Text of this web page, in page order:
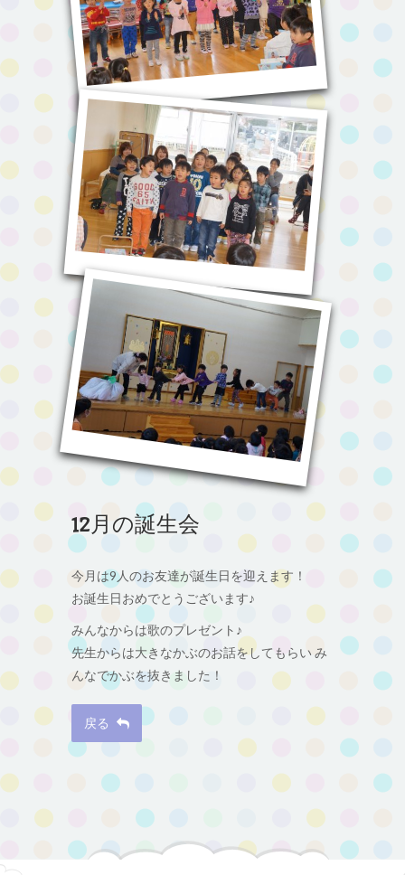
12月の誕生会
今月は9人のお友達が誕生日を迎えます！
お誕生日おめでとうございます♪
みんなからは歌のプレゼント♪
先生からは大きなかぶのお話をしてもらい み
んなでかぶを抜きました！
戻る